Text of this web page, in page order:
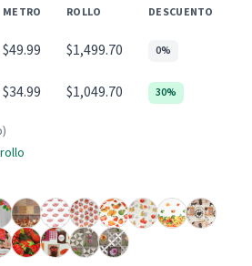
METRO ROLLO DESCUENTO
$49.99 $1,499.70 0%
$34.99 $1,049.70 30%